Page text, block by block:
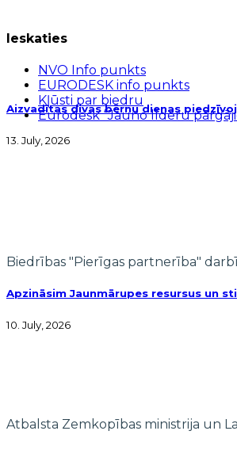
Aizvadītas divas bērnu dienas
13. July, 2026
Apzināsim Jaunmārupes resursus un
10. July, 2026
Ieskaties
NVO Info punkts
EURODESK info punkts
Kļūsti par biedru
Eurodesk “Jauno līderu
Biedrības "Pierīgas partnerība"
Atbalsta Zemkopības ministrija un